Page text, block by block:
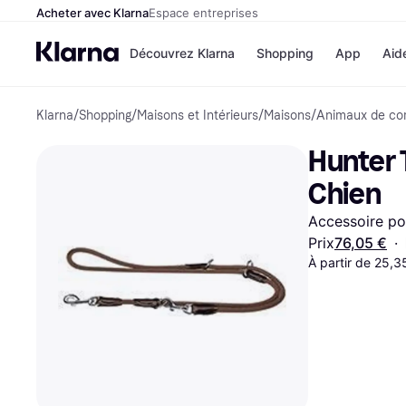
Acheter avec KlarnaEspace entreprises
Découvrez Klarna
Options de
paiement
Payer maintenant
Paiement en 3 fois
Paiement à 30 jours
Klarna sur Apple Pay
Shopping
Magasins
Airbnb
Temu
JD Sports
App
Klarna/Shopping/Maisons et Intérieurs/Maisons/Animaux de
Hunter
Chien
Accessoire
Prix76,05 € ·
À partir de